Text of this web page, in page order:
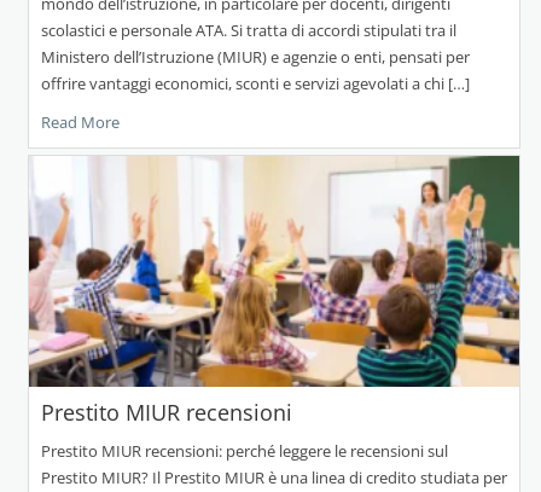
scolastici e personale ATA. Si tratta di accordi stipulati tra il
Ministero dell’Istruzione (MIUR) e agenzie o enti, pensati per
offrire vantaggi economici, sconti e servizi agevolati a chi […]
Read More
Prestito MIUR recensioni
Prestito MIUR recensioni: perché leggere le recensioni sul
Prestito MIUR? Il Prestito MIUR è una linea di credito studiata per